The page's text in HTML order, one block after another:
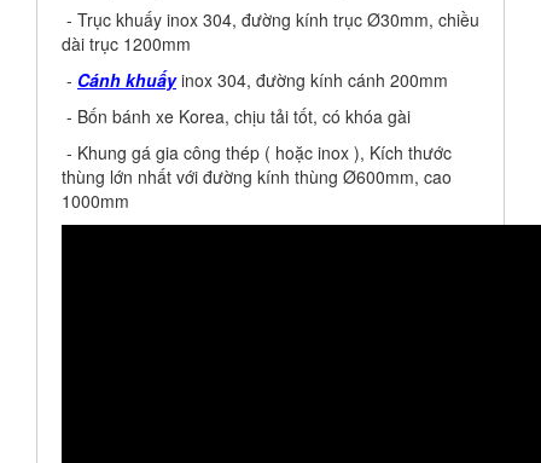
- Trục khuấy inox 304, đường kính trục Ø30mm, chiều
dài trục 1200mm
- Cánh khuấy inox 304, đường kính cánh 200mm
- Bốn bánh xe Korea, chịu tải tốt, có khóa gài
- Khung gá gia công thép ( hoặc inox ), Kích thước
thùng lớn nhất với đường kính thùng Ø600mm, cao
1000mm